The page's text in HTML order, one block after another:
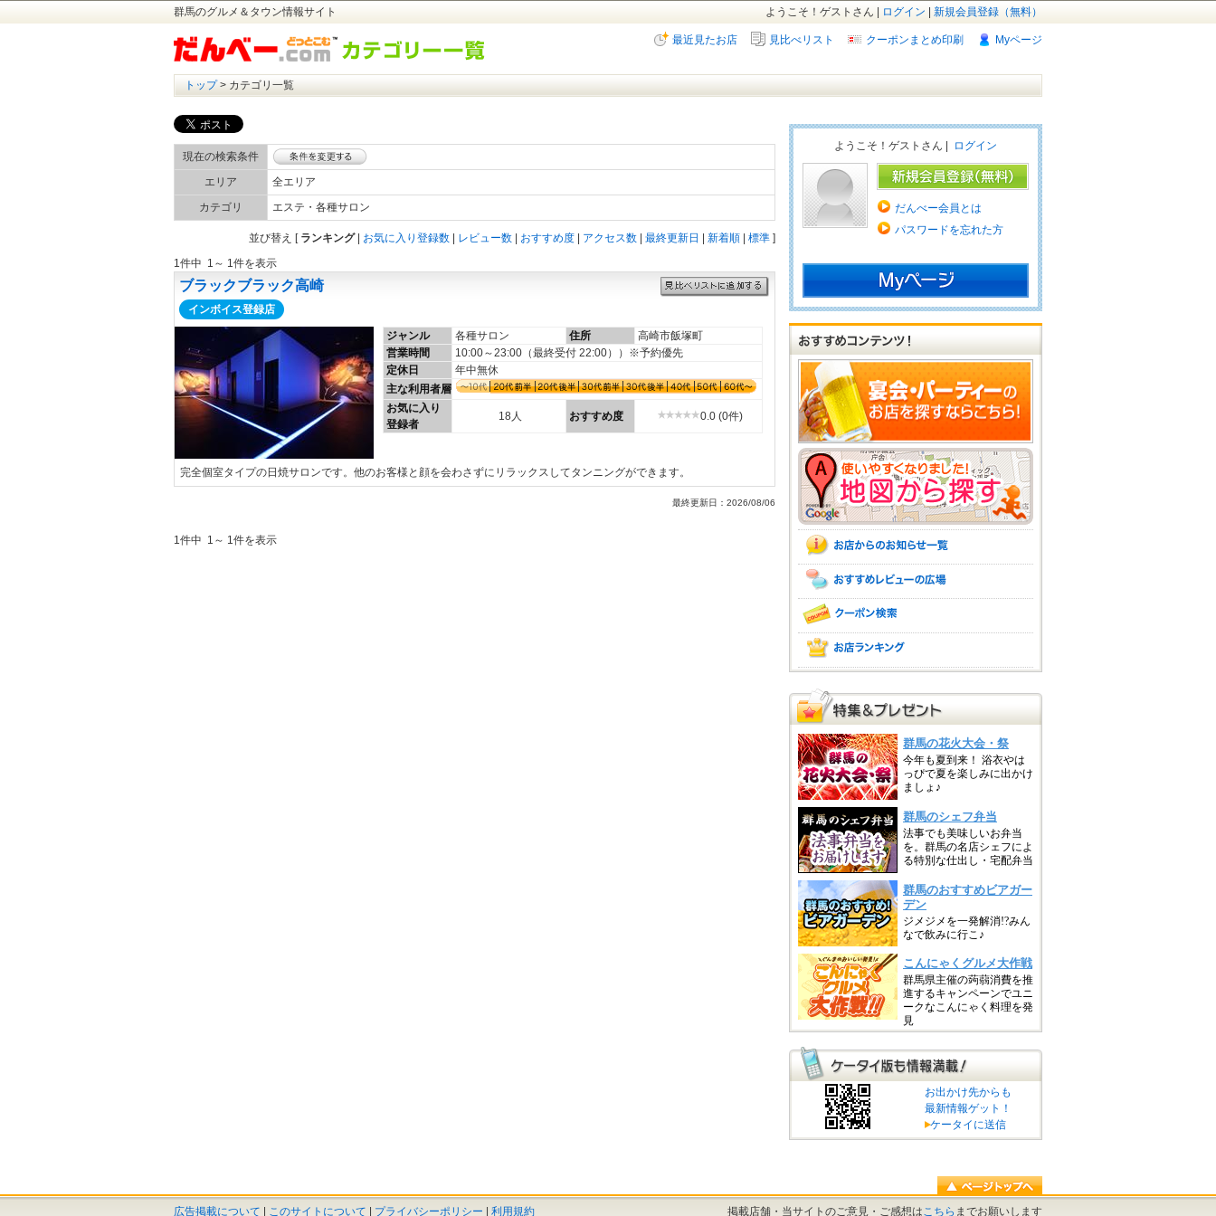
群馬のグルメ＆タウン情報サイト 新規会員登録（無料）
ログイン
ようこそ！ゲストさん |
Myページ
クーポンまとめ印刷
見比べリスト
最近見たお店
トップ> カテゴリ一覧
現在の検索条件
エリア
全エリア
カテゴリ
エステ・各種サロン
]
標準
新着順
最終更新日
アクセス数
おすすめ度
レビュー数
お気に入り登録数
ランキング|
[
並び替え
1件中 1～ 1件を表示
ブラックブラック高崎
インボイス登録店
ジャンル 各種サロン 住所
高崎市飯塚町
営業時間
10:00～23:00（最終受付 22:00））※予約優先
定休日
年中無休
主な利用者層
お気に入り
登録者
18人 おすすめ度 0.0 (0件)
完全個室タイプの日焼サロンです。他のお客様と顔を会わさずにリラックスしてタンニングができます。
最終更新日：2026/08/06
1件中 1～ 1件を表示
ようこそ！ゲストさん | ログイン
だんべー会員とは
パスワードを忘れた方
お出かけ先からも
最新情報ゲット！
ケータイに送信
広告掲載について このサイトについて プライバシーポリシー 利用規約 掲載店舗・当サイトのご意見・ご感想はこちら までお願いします